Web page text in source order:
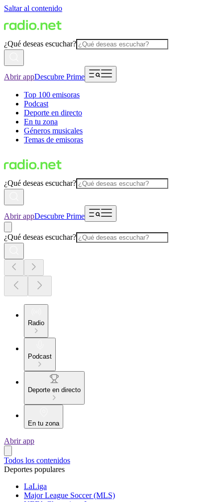
Saltar al contenido
¿Qué deseas escuchar?
Abrir appDescubre Prime
Top 100 emisoras
Podcast
Deporte en directo
En tu zona
Géneros musicales
Temas de emisoras
¿Qué deseas escuchar?
Abrir appDescubre Prime
¿Qué deseas escuchar?
Radio
Podcast
Deporte en directo
En tu zona
Abrir app
Todos los contenidos
Deportes populares
LaLiga
Major League Soccer (MLS)